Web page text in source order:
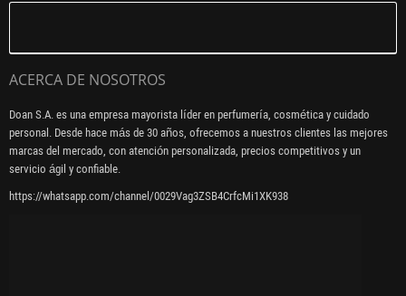
ACERCA DE NOSOTROS
Doan S.A. es una empresa mayorista líder en perfumería, cosmética y cuidado
personal. Desde hace más de 30 años, ofrecemos a nuestros clientes las mejores
marcas del mercado, con atención personalizada, precios competitivos y un
servicio ágil y confiable.
https://whatsapp.com/channel/0029Vag3ZSB4CrfcMi1XK938